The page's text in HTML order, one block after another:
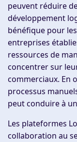
peuvent réduire
développement
bénéfique pour
entreprises
ressources de
concentrer sur
commerciaux. En
processus
peut conduire à
Les plateformes
collaboration au